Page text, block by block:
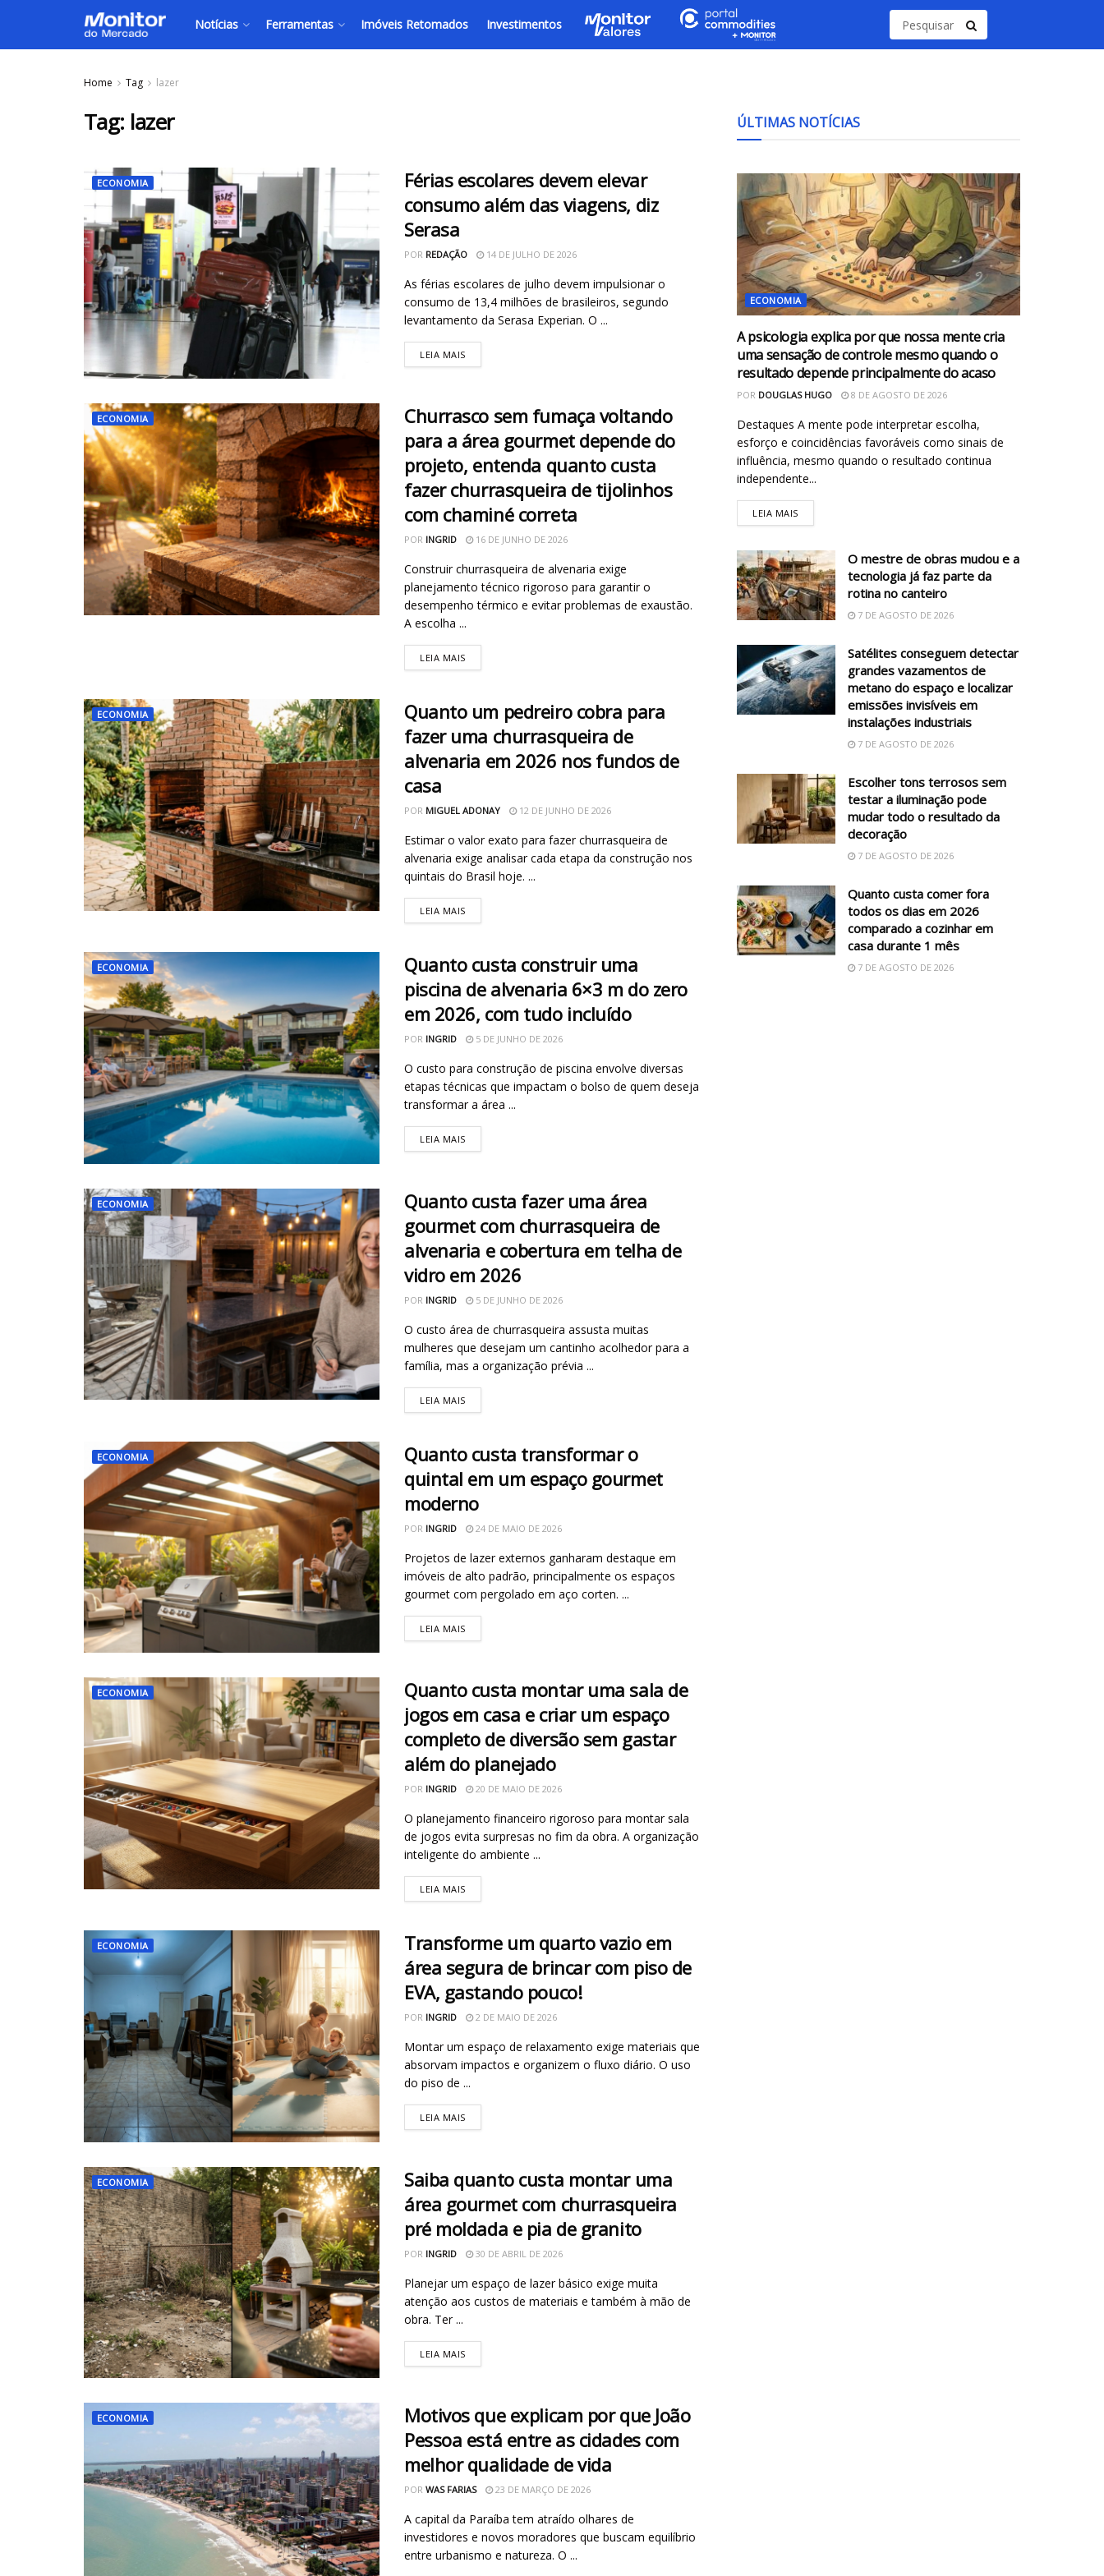
Notícias Ferramentas Imóveis Retomados Investimentos
Home Tag lazer
Tag: lazer
ECONOMIA
Férias escolares devem elevar
consumo além das viagens, diz
Serasa
POR REDAÇÃO 14 DE JULHO DE 2026
As férias escolares de julho devem impulsionar o
consumo de 13,4 milhões de brasileiros, segundo
levantamento da Serasa Experian. O ...
LEIA MAIS
ECONOMIA
Churrasco sem fumaça voltando
para a área gourmet depende do
projeto, entenda quanto custa
fazer churrasqueira de tijolinhos
com chaminé correta
POR INGRID 16 DE JUNHO DE 2026
Construir churrasqueira de alvenaria exige
planejamento técnico rigoroso para garantir o
desempenho térmico e evitar problemas de exaustão.
A escolha ...
LEIA MAIS
ECONOMIA
Quanto um pedreiro cobra para
fazer uma churrasqueira de
alvenaria em 2026 nos fundos de
casa
POR MIGUEL ADONAY 12 DE JUNHO DE 2026
Estimar o valor exato para fazer churrasqueira de
alvenaria exige analisar cada etapa da construção nos
quintais do Brasil hoje. ...
LEIA MAIS
ECONOMIA
Quanto custa construir uma
piscina de alvenaria 6×3 m do zero
em 2026, com tudo incluído
POR INGRID 5 DE JUNHO DE 2026
O custo para construção de piscina envolve diversas
etapas técnicas que impactam o bolso de quem deseja
transformar a área ...
LEIA MAIS
ECONOMIA
Quanto custa fazer uma área
gourmet com churrasqueira de
alvenaria e cobertura em telha de
vidro em 2026
POR INGRID 5 DE JUNHO DE 2026
O custo área de churrasqueira assusta muitas
mulheres que desejam um cantinho acolhedor para a
família, mas a organização prévia ...
LEIA MAIS
ECONOMIA
Quanto custa transformar o
quintal em um espaço gourmet
moderno
POR INGRID 24 DE MAIO DE 2026
Projetos de lazer externos ganharam destaque em
imóveis de alto padrão, principalmente os espaços
gourmet com pergolado em aço corten. ...
LEIA MAIS
ECONOMIA
Quanto custa montar uma sala de
jogos em casa e criar um espaço
completo de diversão sem gastar
além do planejado
POR INGRID 20 DE MAIO DE 2026
O planejamento financeiro rigoroso para montar sala
de jogos evita surpresas no fim da obra. A organização
inteligente do ambiente ...
LEIA MAIS
ECONOMIA
Transforme um quarto vazio em
área segura de brincar com piso de
EVA, gastando pouco!
POR INGRID 2 DE MAIO DE 2026
Montar um espaço de relaxamento exige materiais que
absorvam impactos e organizem o fluxo diário. O uso
do piso de ...
LEIA MAIS
ECONOMIA
Saiba quanto custa montar uma
área gourmet com churrasqueira
pré moldada e pia de granito
POR INGRID 30 DE ABRIL DE 2026
Planejar um espaço de lazer básico exige muita
atenção aos custos de materiais e também à mão de
obra. Ter ...
LEIA MAIS
ECONOMIA
Motivos que explicam por que João
Pessoa está entre as cidades com
melhor qualidade de vida
POR WAS FARIAS 23 DE MARÇO DE 2026
A capital da Paraíba tem atraído olhares de
investidores e novos moradores que buscam equilíbrio
entre urbanismo e natureza. O ...
ÚLTIMAS NOTÍCIAS
ECONOMIA
A psicologia explica por que nossa mente cria
uma sensação de controle mesmo quando o
resultado depende principalmente do acaso
POR DOUGLAS HUGO 8 DE AGOSTO DE 2026
Destaques A mente pode interpretar escolha,
esforço e coincidências favoráveis como sinais de
influência, mesmo quando o resultado continua
independente...
LEIA MAIS
O mestre de obras mudou e a
tecnologia já faz parte da
rotina no canteiro
7 DE AGOSTO DE 2026
Satélites conseguem detectar
grandes vazamentos de
metano do espaço e localizar
emissões invisíveis em
instalações industriais
7 DE AGOSTO DE 2026
Escolher tons terrosos sem
testar a iluminação pode
mudar todo o resultado da
decoração
7 DE AGOSTO DE 2026
Quanto custa comer fora
todos os dias em 2026
comparado a cozinhar em
casa durante 1 mês
7 DE AGOSTO DE 2026